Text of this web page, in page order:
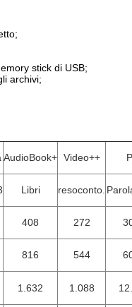
stick di USB;
archivi;
AudioBook+ Video++
Libri resoconto.
408 272
816 544
1.632 1.088